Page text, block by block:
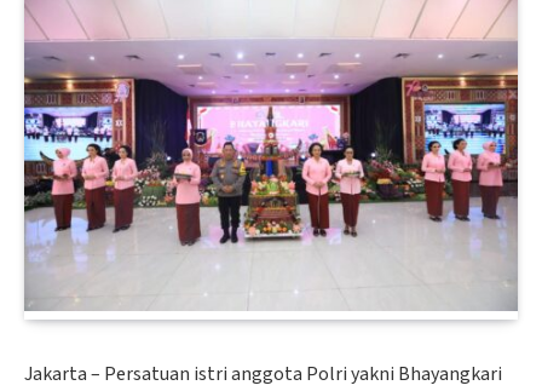
Jakarta – Persatuan istri anggota Polri yakni Bhayangkari